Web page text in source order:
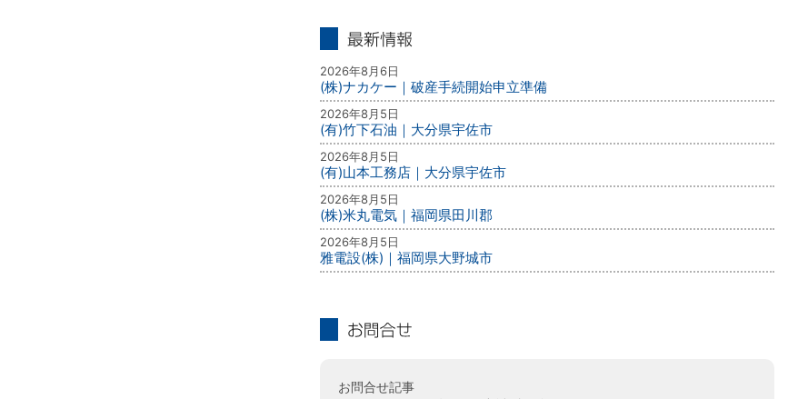
2026年8月6日
(株)ナカケー｜破産手続開始申立準備
2026年8月5日
(有)竹下石油｜大分県宇佐市
2026年8月5日
(有)山本工務店｜大分県宇佐市
2026年8月5日
(株)米丸電気｜福岡県田川郡
2026年8月5日
雅電設(株)｜福岡県大野城市
お問合せ記事